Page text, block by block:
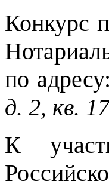
Конкурс
по
д. 2, кв.
К